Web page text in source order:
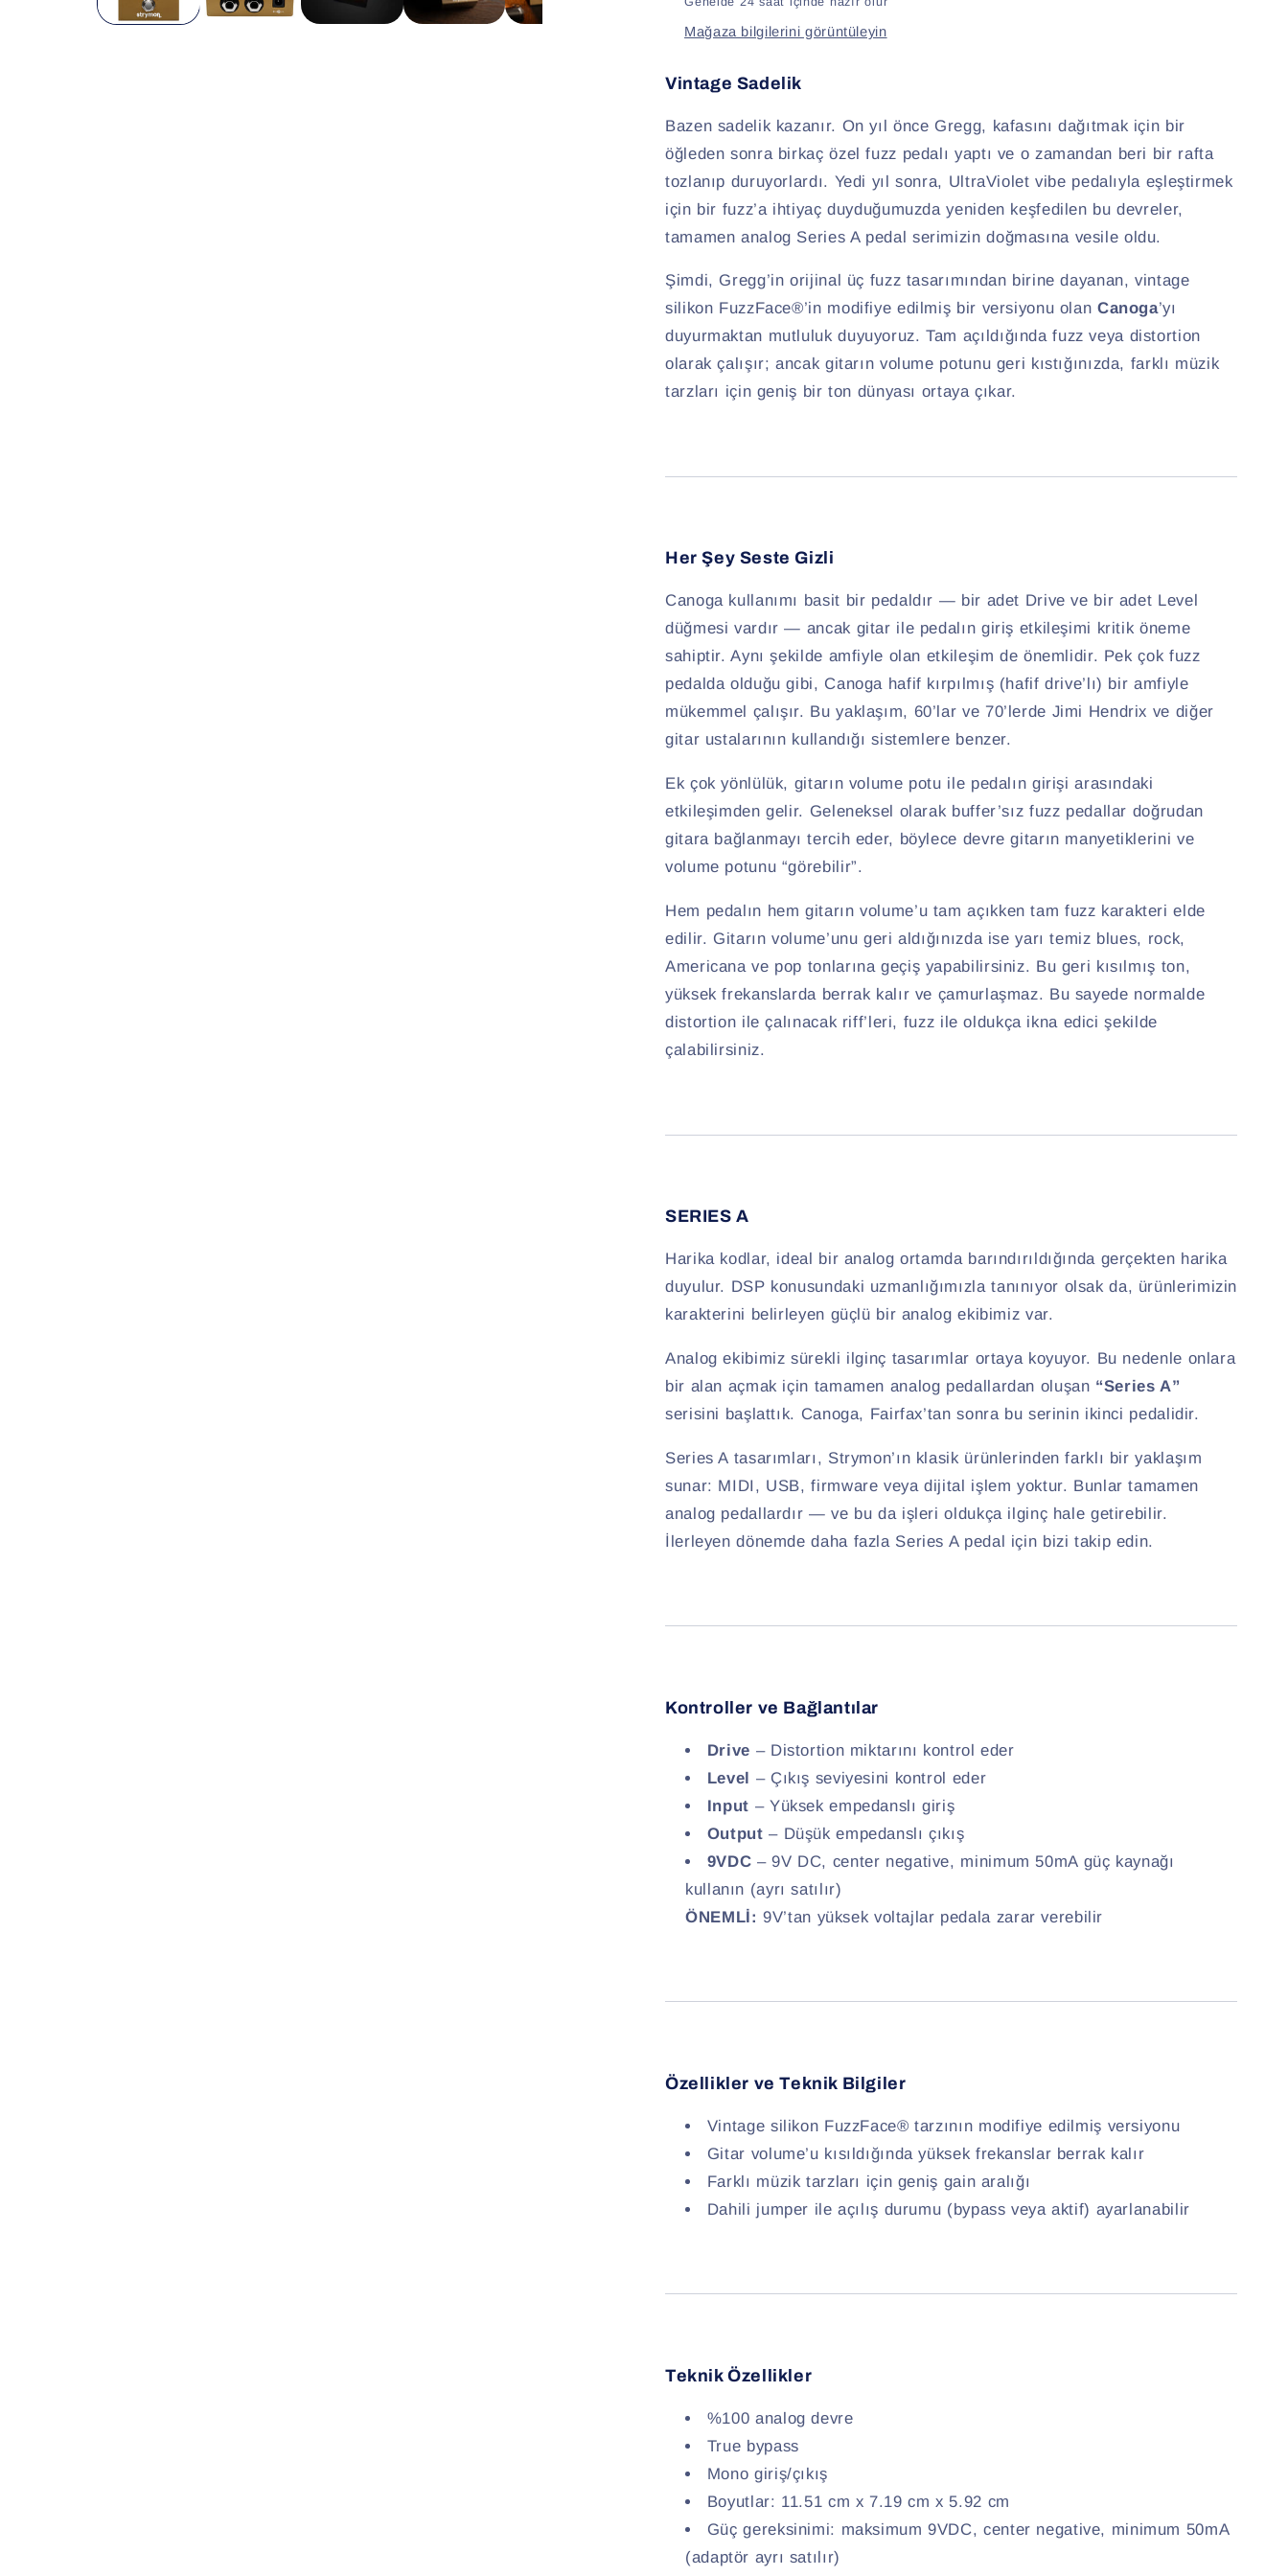
Mağaza bilgilerini görüntüleyin
Vintage Sadelik
Bazen sadelik kazanır. On yıl önce Gregg, kafasını dağıtmak için bir
öğleden sonra birkaç özel fuzz pedalı yaptı ve o zamandan beri bir rafta
tozlanıp duruyorlardı. Yedi yıl sonra, UltraViolet vibe pedalıyla eşleştirmek
için bir fuzz’a ihtiyaç duyduğumuzda yeniden keşfedilen bu devreler,
tamamen analog Series A pedal serimizin doğmasına vesile oldu.
Şimdi, Gregg’in orijinal üç fuzz tasarımından birine dayanan, vintage
silikon FuzzFace®’in modifiye edilmiş bir versiyonu olan Canoga’yı
duyurmaktan mutluluk duyuyoruz. Tam açıldığında fuzz veya distortion
olarak çalışır; ancak gitarın volume potunu geri kıstığınızda, farklı müzik
tarzları için geniş bir ton dünyası ortaya çıkar.
Her Şey Seste Gizli
Canoga kullanımı basit bir pedaldır — bir adet Drive ve bir adet Level
düğmesi vardır — ancak gitar ile pedalın giriş etkileşimi kritik öneme
sahiptir. Aynı şekilde amfiyle olan etkileşim de önemlidir. Pek çok fuzz
pedalda olduğu gibi, Canoga hafif kırpılmış (hafif drive’lı) bir amfiyle
mükemmel çalışır. Bu yaklaşım, 60’lar ve 70’lerde Jimi Hendrix ve diğer
gitar ustalarının kullandığı sistemlere benzer.
Ek çok yönlülük, gitarın volume potu ile pedalın girişi arasındaki
etkileşimden gelir. Geleneksel olarak buffer’sız fuzz pedallar doğrudan
gitara bağlanmayı tercih eder, böylece devre gitarın manyetiklerini ve
volume potunu “görebilir”.
Hem pedalın hem gitarın volume’u tam açıkken tam fuzz karakteri elde
edilir. Gitarın volume’unu geri aldığınızda ise yarı temiz blues, rock,
Americana ve pop tonlarına geçiş yapabilirsiniz. Bu geri kısılmış ton,
yüksek frekanslarda berrak kalır ve çamurlaşmaz. Bu sayede normalde
distortion ile çalınacak riff’leri, fuzz ile oldukça ikna edici şekilde
çalabilirsiniz.
SERIES A
Harika kodlar, ideal bir analog ortamda barındırıldığında gerçekten harika
duyulur. DSP konusundaki uzmanlığımızla tanınıyor olsak da, ürünlerimizin
karakterini belirleyen güçlü bir analog ekibimiz var.
Analog ekibimiz sürekli ilginç tasarımlar ortaya koyuyor. Bu nedenle onlara
bir alan açmak için tamamen analog pedallardan oluşan “Series A”
serisini başlattık. Canoga, Fairfax’tan sonra bu serinin ikinci pedalidir.
Series A tasarımları, Strymon’ın klasik ürünlerinden farklı bir yaklaşım
sunar: MIDI, USB, firmware veya dijital işlem yoktur. Bunlar tamamen
analog pedallardır — ve bu da işleri oldukça ilginç hale getirebilir.
İlerleyen dönemde daha fazla Series A pedal için bizi takip edin.
Kontroller ve Bağlantılar
Drive – Distortion miktarını kontrol eder
Level – Çıkış seviyesini kontrol eder
Input – Yüksek empedanslı giriş
Output – Düşük empedanslı çıkış
9VDC – 9V DC, center negative, minimum 50mA güç kaynağı
kullanın (ayrı satılır)
ÖNEMLİ: 9V’tan yüksek voltajlar pedala zarar verebilir
Özellikler ve Teknik Bilgiler
Vintage silikon FuzzFace® tarzının modifiye edilmiş versiyonu
Gitar volume’u kısıldığında yüksek frekanslar berrak kalır
Farklı müzik tarzları için geniş gain aralığı
Dahili jumper ile açılış durumu (bypass veya aktif) ayarlanabilir
Teknik Özellikler
%100 analog devre
True bypass
Mono giriş/çıkış
Boyutlar: 11.51 cm x 7.19 cm x 5.92 cm
Güç gereksinimi: maksimum 9VDC, center negative, minimum 50mA
(adaptör ayrı satılır)